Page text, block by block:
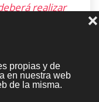
realizar
consideren
universal y
para